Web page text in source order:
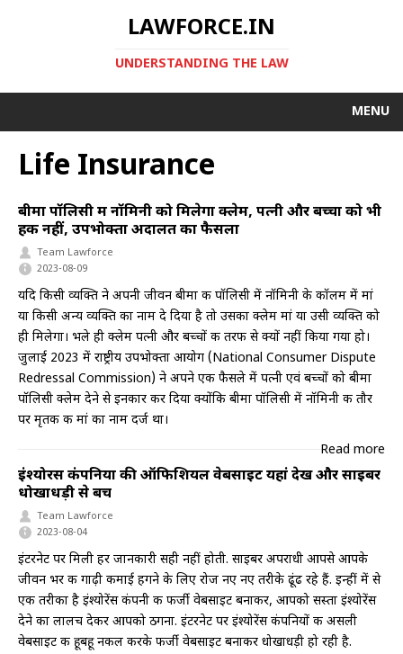
LAWFORCE.IN
UNDERSTANDING THE LAW
MENU
Life Insurance
बीमा पॉलिसी में नॉमिनी को मिलेगा क्लेम, पत्नी और बच्चों को भी
हक नहीं, उपभोक्ता अदालत का फैसला
Team Lawforce
2023-08-09
यदि किसी व्यक्ति ने अपनी जीवन बीमा की पॉलिसी में नॉमिनी के कॉलम में मां
या किसी अन्य व्यक्ति का नाम दे दिया है तो उसका क्लेम मां या उसी व्यक्ति को
ही मिलेगा। भले ही क्लेम पत्नी और बच्चों की तरफ से क्यों नहीं किया गया हो।
जुलाई 2023 में राष्ट्रीय उपभोक्ता आयोग (National Consumer Dispute
Redressal Commission) ने अपने एक फैसले में पत्नी एवं बच्चों को बीमा
पॉलिसी क्लेम देने से इनकार कर दिया क्योंकि बीमा पॉलिसी में नॉमिनी की तौर
पर मृतक की मां का नाम दर्ज था।
Read more
इंश्योरेंस कंपनियों की ऑफिशियल वेबसाइट यहां देखें और साइबर
धोखाधड़ी से बचें
Team Lawforce
2023-08-04
इंटरनेट पर मिली हर जानकारी सही नहीं होती. साइबर अपराधी आपसे आपके
जीवन भर की गाढ़ी कमाई हगने के लिए रोज नए नए तरीके ढूंढ रहे हैं. इन्हीं में से
एक तरीका है इंश्योरेंस कंपनी की फर्जी वेबसाइट बनाकर, आपको सस्ता इंश्योरेंस
देने का लालच देकर आपको ठगना. इंटरनेट पर इंश्योरेंस कंपनियों की असली
वेबसाइट की हूबहू नकल करके फर्जी वेबसाइट बनाकर धोखाधड़ी हो रही है.